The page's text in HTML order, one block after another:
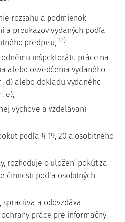
rozsahu a podmienok
a preukazov vydaných podľa
predpisu, 13)
inšpektorátu práce na
alebo osvedčenia vydaného
d) alebo dokladu vydaného
e),
výchove a vzdelávaní
podľa § 19, 20 a osobitného
rozhoduje o uložení pokút za
činnosti podľa osobitných
spracúva a odovzdáva
práce pre informačný